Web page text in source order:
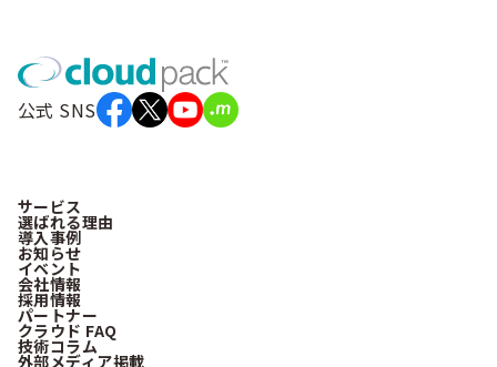
公式 SNS
サービス
選ばれる理由
導入事例
お知らせ
イベント
会社情報
採用情報
パートナー
クラウド FAQ
技術コラム
外部メディア掲載